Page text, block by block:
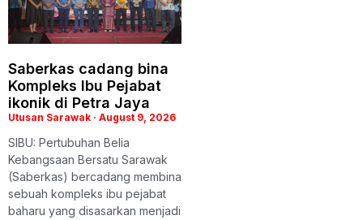
Saberkas cadang bina
Kompleks Ibu Pejabat
ikonik di Petra Jaya
Utusan Sarawak August 9, 2026
SIBU: Pertubuhan Belia
Kebangsaan Bersatu Sarawak
(Saberkas) bercadang membina
sebuah kompleks ibu pejabat
baharu yang disasarkan menjadi